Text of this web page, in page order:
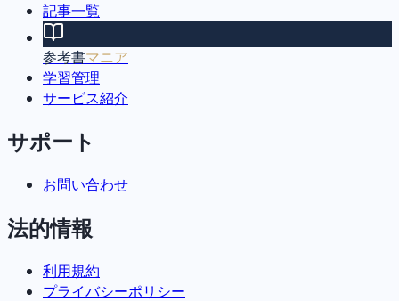
記事一覧
参考書マニア
学習管理
サービス紹介
サポート
お問い合わせ
法的情報
利用規約
プライバシーポリシー